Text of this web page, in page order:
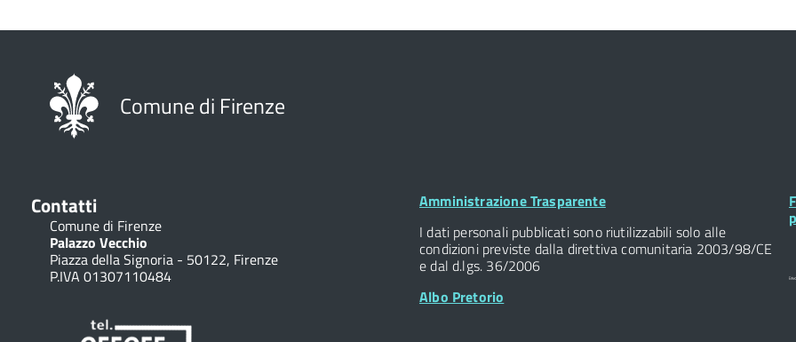
Comune di Firenze
Contatti
Comune di Firenze
Palazzo Vecchio
Piazza della Signoria - 50122, Firenze
P.IVA 01307110484
Footer
Amministrazione Trasparente
I dati personali pubblicati sono riutilizzabili solo alle
condizioni previste dalla direttiva comunitaria 2003/98/CE
e dal d.lgs. 36/2006
Albo Pretorio